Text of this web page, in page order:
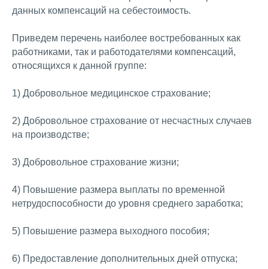
данных компенсаций на себестоимость.
Приведем перечень наиболее востребованных как
работниками, так и работодателями компенсаций,
относящихся к данной группе:
1) Добровольное медицинское страхование;
2) Добровольное страхование от несчастных случаев
на производстве;
3) Добровольное страхование жизни;
4) Повышение размера выплаты по временной
нетрудоспособности до уровня среднего заработка;
5) Повышение размера выходного пособия;
6) Предоставление дополнительных дней отпуска;